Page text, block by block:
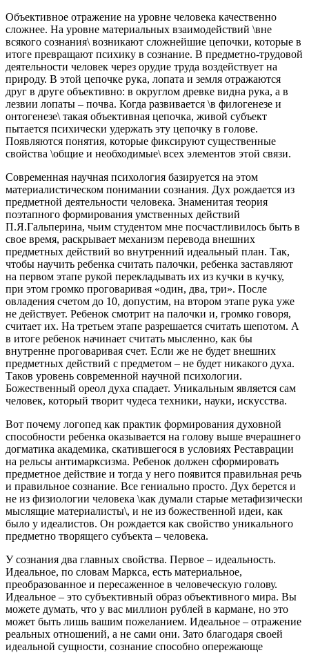
Объективное отражение на уровне человека качественно
сложнее. На уровне материальных взаимодействий \вне
всякого сознания\ возникают сложнейшие цепочки, которые в
итоге превращают психику в сознание. В предметно-трудовой
деятельности человек через орудие труда воздействует на
природу. В этой цепочке рука, лопата и земля отражаются
друг в друге объективно: в округлом древке видна рука, а в
лезвии лопаты – почва. Когда развивается \в филогенезе и
онтогенезе\ такая объективная цепочка, живой субъект
пытается психически удержать эту цепочку в голове.
Появляются понятия, которые фиксируют существенные
свойства \общие и необходимые\ всех элементов этой связи.
Современная научная психология базируется на этом
материалистическом понимании сознания. Дух рождается из
предметной деятельности человека. Знаменитая теория
поэтапного формирования умственных действий
П.Я.Гальперина, чьим студентом мне посчастливилось быть в
свое время, раскрывает механизм перевода внешних
предметных действий во внутренний идеальный план. Так,
чтобы научить ребенка считать палочки, ребенка заставляют
на первом этапе рукой перекладывать их из кучки в кучку,
при этом громко проговаривая «один, два, три». После
овладения счетом до 10, допустим, на втором этапе рука уже
не действует. Ребенок смотрит на палочки и, громко говоря,
считает их. На третьем этапе разрешается считать шепотом. А
в итоге ребенок начинает считать мысленно, как бы
внутренне проговаривая счет. Если же не будет внешних
предметных действий с предметом – не будет никакого духа.
Таков уровень современной научной психологии.
Божественный ореол духа спадает. Уникальным является сам
человек, который творит чудеса техники, науки, искусства.
Вот почему логопед как практик формирования духовной
способности ребенка оказывается на голову выше вчерашнего
догматика академика, скатившегося в условиях Реставрации
на рельсы антимарксизма. Ребенок должен сформировать
предметное действие и тогда у него появится правильная речь
и правильное сознание. Все гениально просто. Дух берется и
не из физиологии человека \как думали старые метафизически
мыслящие материалисты\, и не из божественной идеи, как
было у идеалистов. Он рождается как свойство уникального
предметно творящего субъекта – человека.
У сознания два главных свойства. Первое – идеальность.
Идеальное, по словам Маркса, есть материальное,
преобразованное и пересаженное в человеческую голову.
Идеальное – это субъективный образ объективного мира. Вы
можете думать, что у вас миллион рублей в кармане, но это
может быть лишь вашим пожеланием. Идеальное – отражение
реальных отношений, а не сами они. Зато благодаря своей
идеальной сущности, сознание способно опережающе